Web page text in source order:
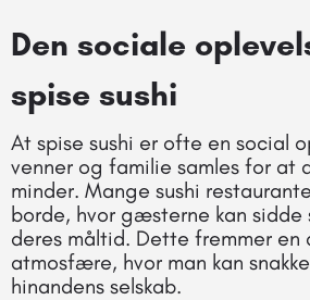
Den sociale
spise sushi
At spise sushi er ofte en social
venner og familie samles for at
minder. Mange sushi
borde, hvor gæsterne kan sidde
deres måltid. Dette fremmer en
atmosfære, hvor man kan
hinandens selskab.